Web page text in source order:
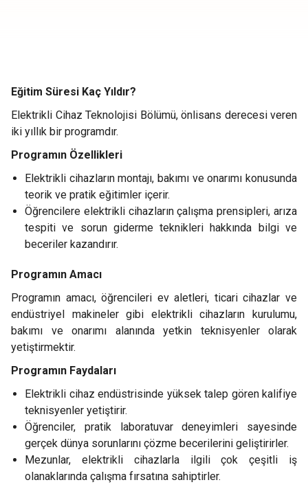
Eğitim Süresi Kaç Yıldır?
Elektrikli Cihaz Teknolojisi Bölümü, önlisans derecesi veren
iki yıllık bir programdır.
Programın Özellikleri
Elektrikli cihazların montajı, bakımı ve onarımı konusunda
teorik ve pratik eğitimler içerir.
Öğrencilere elektrikli cihazların çalışma prensipleri, arıza
tespiti ve sorun giderme teknikleri hakkında bilgi ve
beceriler kazandırır.
Programın Amacı
Programın amacı, öğrencileri ev aletleri, ticari cihazlar ve
endüstriyel makineler gibi elektrikli cihazların kurulumu,
bakımı ve onarımı alanında yetkin teknisyenler olarak
yetiştirmektir.
Programın Faydaları
Elektrikli cihaz endüstrisinde yüksek talep gören kalifiye
teknisyenler yetiştirir.
Öğrenciler, pratik laboratuvar deneyimleri sayesinde
gerçek dünya sorunlarını çözme becerilerini geliştirirler.
Mezunlar, elektrikli cihazlarla ilgili çok çeşitli iş
olanaklarında çalışma fırsatına sahiptirler.